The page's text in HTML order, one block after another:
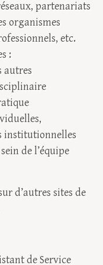
partenariats
organismes
etc.
:
autres
institutionnelles
de l’équipe
d’autres sites de
de Service